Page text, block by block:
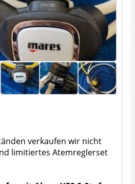
verkaufen wir nicht
limitiertes Atemreglerset